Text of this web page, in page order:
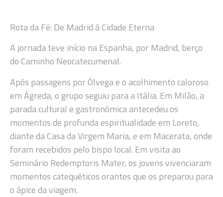
Rota da Fé: De Madrid à Cidade Eterna
A jornada teve início na Espanha, por Madrid, berço
do Caminho Neocatecumenal.
Após passagens por Ólvega e o acolhimento caloroso
em Ágreda, o grupo seguiu para a Itália. Em Milão, a
parada cultural e gastronômica antecedeu os
momentos de profunda espiritualidade em Loreto,
diante da Casa da Virgem Maria, e em Macerata, onde
foram recebidos pelo bispo local. Em visita ao
Seminário Redemptoris Mater, os jovens vivenciaram
momentos catequéticos orantes que os preparou para
o ápice da viagem.